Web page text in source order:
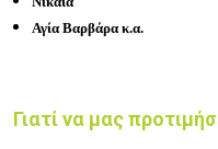
Αγία Βαρβάρα κ.α.
Γιατί να μας